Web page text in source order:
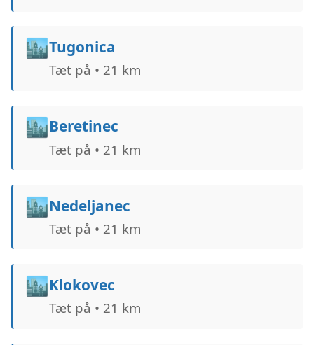
🏙️Tugonica
Tæt på • 21 km
🏙️Beretinec
Tæt på • 21 km
🏙️Nedeljanec
Tæt på • 21 km
🏙️Klokovec
Tæt på • 21 km